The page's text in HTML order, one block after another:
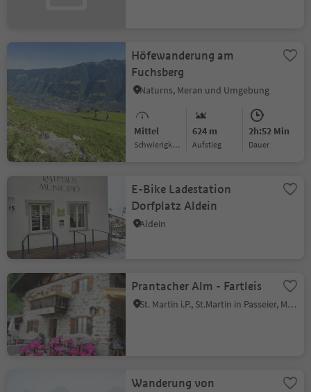
Höfewanderung am
Fuchsberg
Naturns, Meran und Umgebung
Mittel
Schwierigkeitsgrad
624 m
Aufstieg
2h:52 Min
Dauer
E-Bike Ladestation
Dorfplatz Aldein
Aldein
Prantacher Alm - Fartleis
St. Martin i.P., St.Martin in Passeier, Meran und Umgebung
Wanderung von